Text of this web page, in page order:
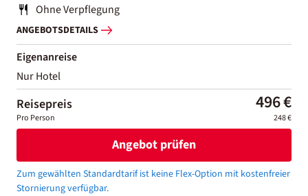
Ohne Verpflegung
ANGEBOTSDETAILS
Eigenanreise
Nur Hotel
Reisepreis 496 €
Pro Person 248 €
Angebot prüfen
Zum gewählten Standardtarif ist keine Flex-Option mit kostenfreier
Stornierung verfügbar.